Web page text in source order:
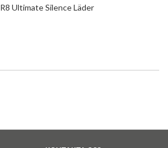
R8 Ultimate Silence Läder